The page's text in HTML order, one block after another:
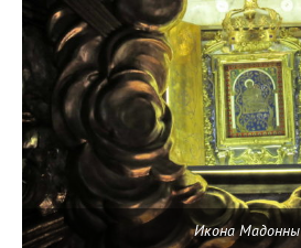
Икона Мадонны